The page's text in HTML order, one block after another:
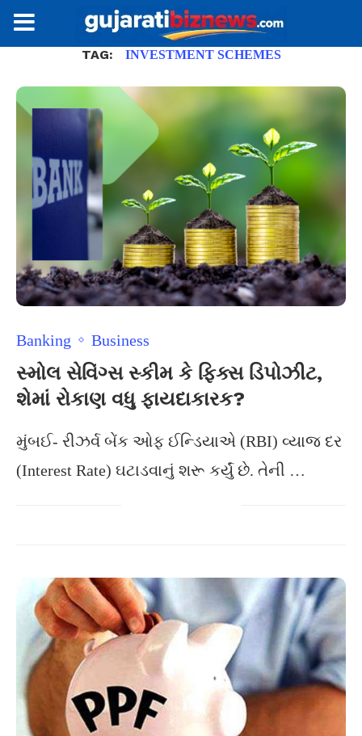
TAG: INVESTMENT SCHEMES
Banking Business
સ્મોલ સેવિંગ્સ સ્કીમ કે ફિક્સ ડિપોઝીટ,
શેમાં રોકાણ વધુ ફાયદાકારક?
મુંબઈ- રીઝર્વ બેંક ઓફ ઈન્ડિયાએ (RBI) વ્યાજ દર
(Interest Rate) ઘટાડવાનું શરૂ કર્યું છે. તેની …